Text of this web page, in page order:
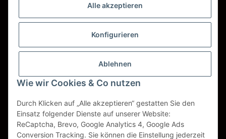
Alle akzeptieren
Konfigurieren
Ablehnen
Wie wir Cookies & Co nutzen
Durch Klicken auf „Alle akzeptieren“ gestatten Sie den
Einsatz folgender Dienste auf unserer Website:
ReCaptcha, Brevo, Google Analytics 4, Google Ads
Conversion Tracking. Sie können die Einstellung jederzeit
Spedition BTG
Spedition Schenker
Vertrag widerrufen